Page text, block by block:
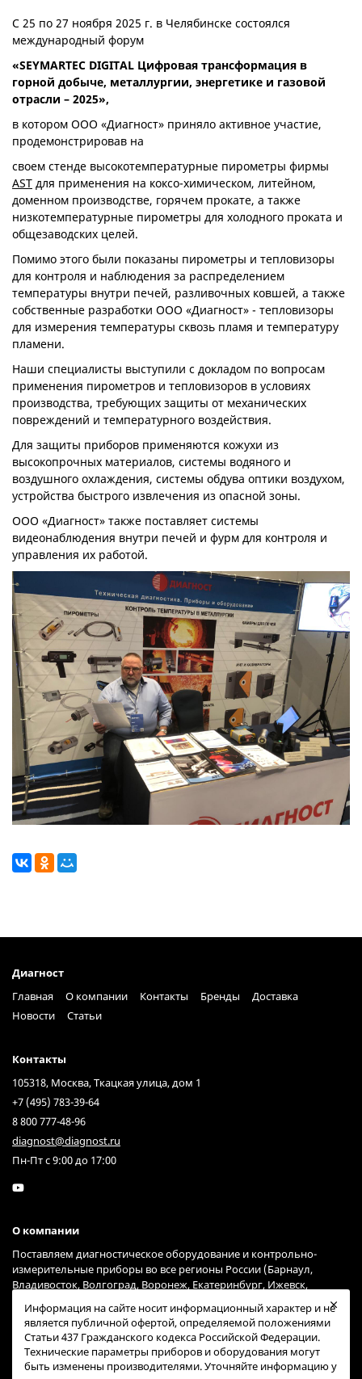
С 25 по 27 ноября 2025 г. в Челябинске состоялся
международный форум
«SEYMARTEC DIGITAL Цифровая трансформация в
горной добыче, металлургии, энергетике и газовой
отрасли – 2025»,
в котором ООО «Диагност» приняло активное участие,
продемонстрировав на
своем стенде высокотемпературные пирометры фирмы
AST для применения на коксо-химическом, литейном,
доменном производстве, горячем прокате, а также
низкотемпературные пирометры для холодного проката и
общезаводских целей.
Помимо этого были показаны пирометры и тепловизоры
для контроля и наблюдения за распределением
температуры внутри печей, разливочных ковшей, а также
собственные разработки ООО «Диагност» - тепловизоры
для измерения температуры сквозь пламя и температуру
пламени.
Наши специалисты выступили с докладом по вопросам
применения пирометров и тепловизоров в условиях
производства, требующих защиты от механических
повреждений и температурного воздействия.
Для защиты приборов применяются кожухи из
высокопрочных материалов, системы водяного и
воздушного охлаждения, системы обдува оптики воздухом,
устройства быстрого извлечения из опасной зоны.
ООО «Диагност» также поставляет системы
видеонаблюдения внутри печей и фурм для контроля и
управления их работой.
Диагност
Главная
О компании Контакты Бренды
Доставка
Новости
Статьи
Контакты
105318, Москва, Ткацкая улица, дом 1
+7 (495) 783-39-64
8 800 777-48-96
diagnost@diagnost.ru
Пн-Пт с 9:00 до 17:00
О компании
Поставляем диагностическое оборудование и контрольно-
измерительные приборы во все регионы России (Барнаул,
Владивосток, Волгоград, Воронеж, Екатеринбург, Ижевск,
Новгород, Новосибирск, Омск, Пермь, Ростов-на-Дону, Самара,
Санкт-Петербург, Саратов, Тольятти, Тюмень, Ульяновск, Уфа,
Хабаровск, Челябинск, Ярославль) через курьерские службы
Гарантпост и СДЭК (возможна доставка и через другие сервисы).
Информация на сайте носит информационный характер и не
является публичной офертой, определяемой положениями
Статьи 437 Гражданского кодекса Российской Федерации.
Технические параметры приборов и оборудования могут
быть изменены производителями. Уточняйте информацию у